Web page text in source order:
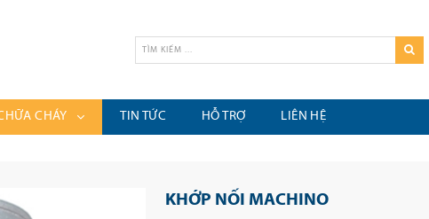
CHÁY TIN TỨC HỖ TRỢ LIÊN HỆ
KHỚP NỐI MACHINO